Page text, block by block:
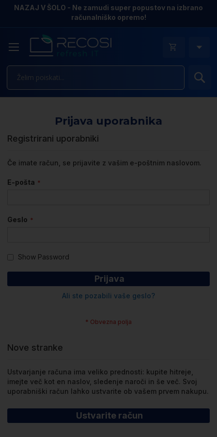
NAZAJ V ŠOLO - Ne zamudi super popustov na izbrano
računalniško opremo!
Prijava uporabnika
Registrirani uporabniki
Če imate račun, se prijavite z vašim e-poštnim naslovom.
E-pošta
Geslo
Show Password
Prijava
Ali ste pozabili vaše geslo?
Nove stranke
Ustvarjanje računa ima veliko prednosti: kupite hitreje,
imejte več kot en naslov, sledenje naroči in še več. Svoj
uporabniški račun lahko ustvarite ob vašem prvem nakupu.
Ustvarite račun